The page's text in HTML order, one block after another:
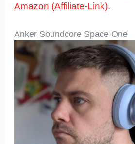
Amazon
.
Anker Soundcore Space One